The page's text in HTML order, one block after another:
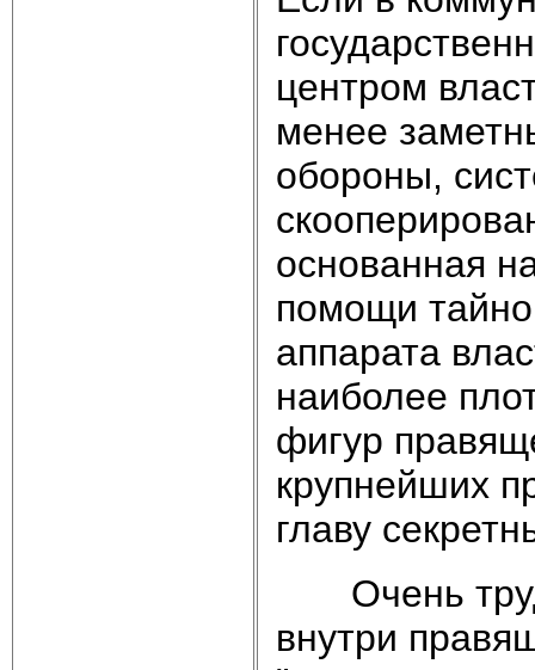
центром
менее
обороны,
основанная
помощи
аппарата
наиболее
фигур
крупнейших
главу
Очень
внутри